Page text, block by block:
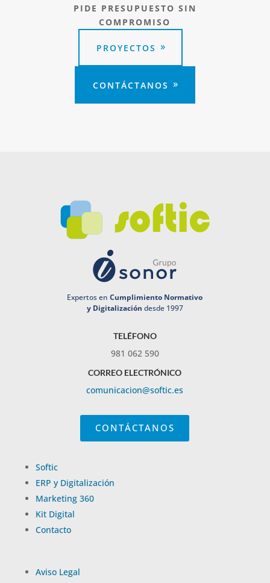
PIDE PRESUPUESTO SIN
COMPROMISO
PROYECTOS
CONTÁCTANOS
Expertos enCumplimiento Normativo
y Digitalización desde 1997
TELÉFONO
981 062 590
CORREO ELECTRÓNICO
comunicacion@softic.es
CONTÁCTANOS
Softic
ERP y Digitalización
Marketing 360
Kit Digital
Contacto
Aviso Legal